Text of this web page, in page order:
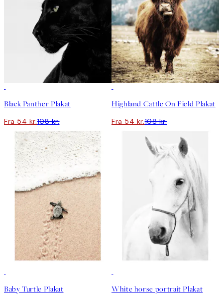
Black Panther Plakat
Fra 54 kr.108 kr.
Highland Cattle On Field Plakat
Fra 54 kr.108 kr.
Baby Turtle Plakat White horse portrait Plakat